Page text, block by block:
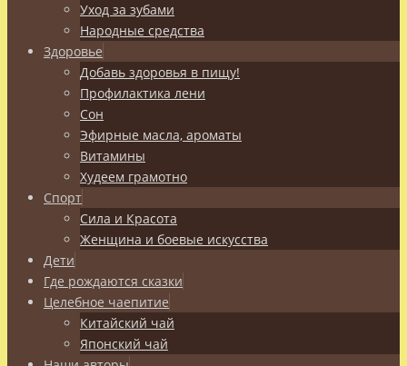
Уход за зубами
Народные средства
Здоровье
Добавь здоровья в пищу!
Профилактика лени
Сон
Эфирные масла, ароматы
Витамины
Худеем грамотно
Спорт
Сила и Красота
Женщина и боевые искусства
Дети
Где рождаются сказки
Целебное чаепитие
Китайский чай
Японский чай